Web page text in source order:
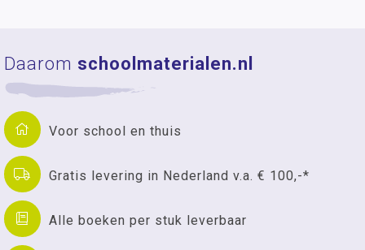
Daarom schoolmaterialen.nl
Voor school en thuis
Gratis levering in Nederland v.a. € 100,-*
Alle boeken per stuk leverbaar